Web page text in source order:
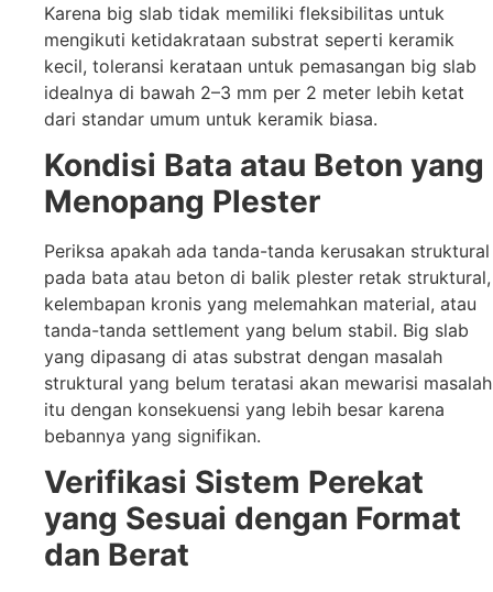
Karena big slab tidak memiliki fleksibilitas untuk
mengikuti ketidakrataan substrat seperti keramik
kecil, toleransi kerataan untuk pemasangan big slab
idealnya di bawah 2–3 mm per 2 meter lebih ketat
dari standar umum untuk keramik biasa.
Kondisi Bata atau Beton yang
Menopang Plester
Periksa apakah ada tanda-tanda kerusakan struktural
pada bata atau beton di balik plester retak struktural,
kelembapan kronis yang melemahkan material, atau
tanda-tanda settlement yang belum stabil. Big slab
yang dipasang di atas substrat dengan masalah
struktural yang belum teratasi akan mewarisi masalah
itu dengan konsekuensi yang lebih besar karena
bebannya yang signifikan.
Verifikasi Sistem Perekat
yang Sesuai dengan Format
dan Berat